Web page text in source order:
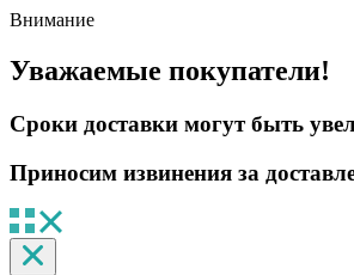
Внимание
Уважаемые покупатели!
Сроки доставки могут быть
Приносим извинения за